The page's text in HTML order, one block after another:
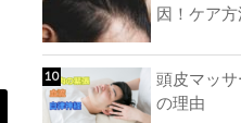
因！ケア方
頭皮マッ
の理由